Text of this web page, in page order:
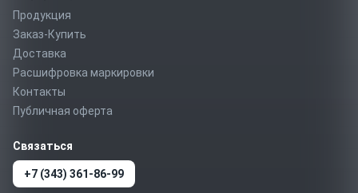
Продукция
Заказ-Купить
Доставка
Расшифровка маркировки
Контакты
Публичная оферта
Связаться
+7 (343) 361-86-99